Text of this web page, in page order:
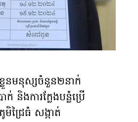
លួន​មនុស្ស​ចំនួន២នាក់
ងការក្លែងបន្លំប្រើ
ជ្រៃធំ សង្កាត់